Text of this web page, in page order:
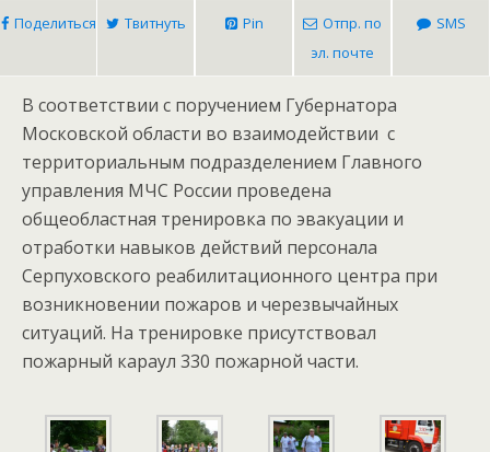
Поделиться Твитнуть Pin
Отпр. по
эл. почте
SMS
В соответствии с поручением Губернатора
Московской области во взаимодействии с
территориальным подразделением Главного
управления МЧС России проведена
общеобластная тренировка по эвакуации и
отработки навыков действий персонала
Серпуховского реабилитационного центра при
возникновении пожаров и черезвычайных
ситуаций. На тренировке присутствовал
пожарный караул 330 пожарной части.